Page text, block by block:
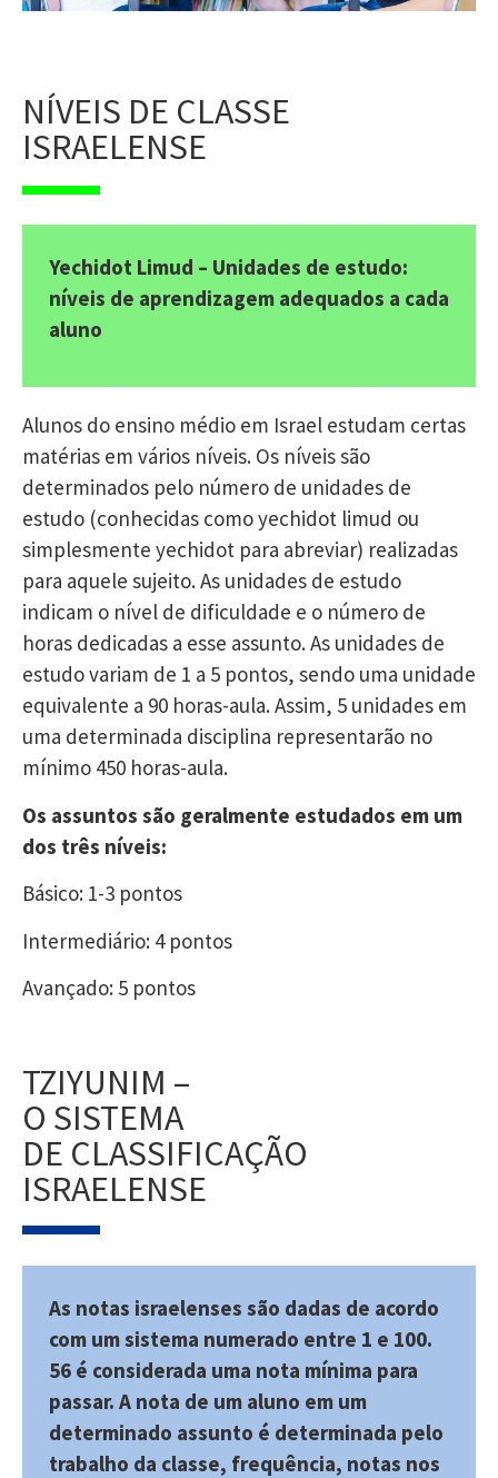
NÍVEIS DE CLASSE
ISRAELENSE
Yechidot Limud – Unidades de estudo:
níveis de aprendizagem adequados a cada
aluno
Alunos do ensino médio em Israel estudam certas
matérias em vários níveis. Os níveis são
determinados pelo número de unidades de
estudo (conhecidas como yechidot limud ou
simplesmente yechidot para abreviar) realizadas
para aquele sujeito. As unidades de estudo
indicam o nível de dificuldade e o número de
horas dedicadas a esse assunto. As unidades de
estudo variam de 1 a 5 pontos, sendo uma unidade
equivalente a 90 horas-aula. Assim, 5 unidades em
uma determinada disciplina representarão no
mínimo 450 horas-aula.
Os assuntos são geralmente estudados em um
dos três níveis:
Básico: 1-3 pontos
Intermediário: 4 pontos
Avançado: 5 pontos
TZIYUNIM –
O SISTEMA
DE CLASSIFICAÇÃO
ISRAELENSE
As notas israelenses são dadas de acordo
com um sistema numerado entre 1 e 100.
56 é considerada uma nota mínima para
passar. A nota de um aluno em um
determinado assunto é determinada pelo
trabalho da classe, frequência, notas nos